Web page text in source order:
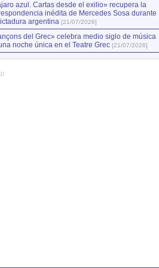
azul. Cartas desde el exilio» recupera la
inédita de Mercedes Sosa durante
argentina [21/07/2026]
del Grec» celebra medio siglo de música
noche única en el Teatre Grec [21/07/2026]